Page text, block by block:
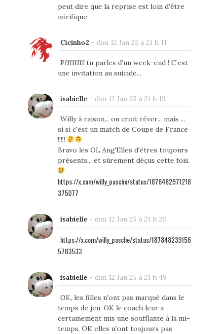
peut dire que la reprise est loin d'être
mirifique
Cicinho2 - dim 12 Jan 25 à 21 h 11
Pffffffff tu parles d’un week-end ! C’est
une invitation au suicide...
isabielle- dim 12 Jan 25 à 21 h 19
Willy à raison... on croit rêver... mais ...
si si c'est un match de Coupe de France
!!!!!
Bravo les OL Ang'Elles d'êtres toujours
présents... et sûrement déçus cette fois.
https://x.com/willy_pasche/status/1878482971218
375077
isabielle- dim 12 Jan 25 à 21 h 20
https://x.com/willy_pasche/status/187848239156
5783533
isabielle- dim 12 Jan 25 à 21 h 49
OK, les filles n'ont pas marqué dans le
temps de jeu, OK le coach leur a
certainement mis une soufflante à la mi-
temps, OK elles n'ont toujours pas